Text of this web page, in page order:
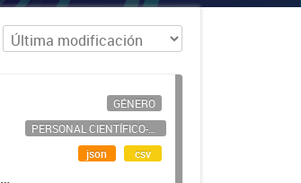
GÉNERO
PERSONAL CIENTÍFICO-TECNOLÓGICO
json
csv